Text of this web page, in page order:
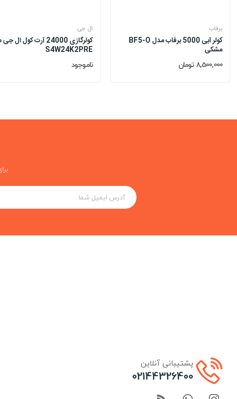
ال جی
کولرگازی 24000 آرت کول
S4W24K2PRE
ناموجود
برفاب
کولر آبی 5000 برفاب مدل BF5-O
مشکی
8,500,000 تومان
پشتیبانی آنلاین
02144326400